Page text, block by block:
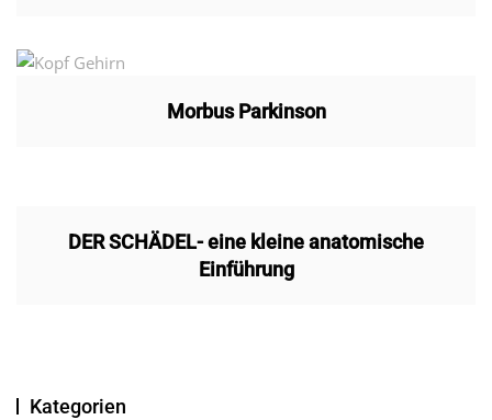
Morbus Parkinson
DER SCHÄDEL- eine kleine anatomische
Einführung
Kategorien